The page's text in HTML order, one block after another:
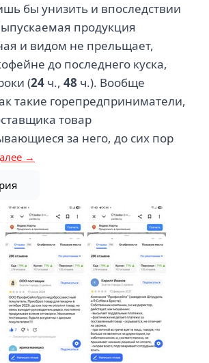
бы унизить и впоследствии
продукция
и видом не прельщает,
до последнего куска,
(24 ч., 48 ч.). Вообще
такие горепредприниматели,
товар
за него, до сих пор
→